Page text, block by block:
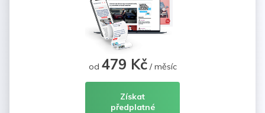
od 479 Kč/ měsíc
Získat
předplatné